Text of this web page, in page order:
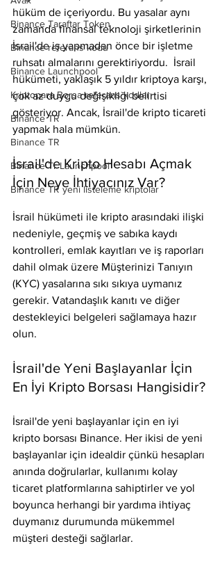
Binance Taraftar Token
Binance referans kodu
Binance Launchpool
Kriptopara Borsa referans kodları
Binance TR
Binance TR
Binance Tr Launchpool
Binance TR yeni listeleme kriptolar
hüküm de içeriyordu. Bu yasalar aynı
zamanda finansal teknoloji şirketlerinin
İsrail'de iş yapmadan önce bir işletme
ruhsatı almalarını gerektiriyordu.  İsrail
hükümeti, yaklaşık 5 yıldır kriptoya karşı,
çok az duygu değişikliği belirtisi
gösteriyor. Ancak, İsrail'de kripto ticareti
yapmak hala mümkün.
İsrail'de Kripto Hesabı Açmak
İçin Neye İhtiyacınız Var?
İsrail hükümeti ile kripto arasındaki ilişki
nedeniyle, geçmiş ve sabıka kaydı
kontrolleri, emlak kayıtları ve iş raporları
dahil olmak üzere Müşterinizi Tanıyın
(KYC) yasalarına sıkı sıkıya uymanız
gerekir. Vatandaşlık kanıtı ve diğer
destekleyici belgeleri sağlamaya hazır
olun.
İsrail'de Yeni Başlayanlar İçin
En İyi Kripto Borsası Hangisidir?
İsrail'de yeni başlayanlar için en iyi
kripto borsası Binance. Her ikisi de yeni
başlayanlar için idealdir çünkü hesapları
anında doğrularlar, kullanımı kolay
ticaret platformlarına sahiptirler ve yol
boyunca herhangi bir yardıma ihtiyaç
duymanız durumunda mükemmel
müşteri desteği sağlarlar.